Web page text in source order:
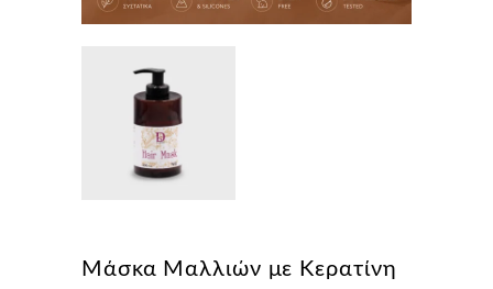
Μάσκα Μαλλιών με Κερατίνη